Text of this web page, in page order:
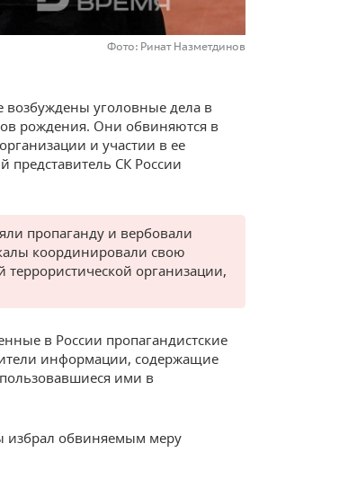
Фото: Ринат Назметдинов
уголовные дела в
рождения. Они обвиняются в
и участии в ее
представитель СК России
пропаганду и вербовали
координировали свою
организации,
в России пропагандистские
информации, содержащие
ими в
избрал обвиняемым меру